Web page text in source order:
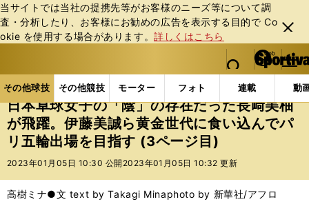
当サイトでは当社の提携先等がお客様のニーズ等について調
査・分析したり、お客様にお勧めの広告を表⽰する⽬的で Co
okie を使⽤する場合があります。詳しくはこちら
閉じ
る
web Sportiva (webスポルティーバ)
検索
マイペ
ー
ジ
メニュ
その他球技 その他競技 モーター フォト 連載 動
ス
ポ
ル
テ
ー
バ
その他球技の記事一覧 その他球技 日本卓球女子の
日本卓球女子の「陰」の存在だった長﨑美柚
が飛躍。伊藤美誠ら黄金世代に食い込んでパ
リ五輪出場を目指す (3ページ目)
2023年01月05日 10:30 公開 2023年01月05日 10:32 更新
高樹ミナ●文 text by Takagi Minaphoto by 新華社/アフロ